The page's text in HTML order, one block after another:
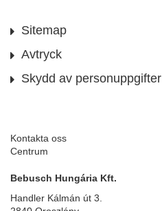
Sitemap
Avtryck
Skydd av personuppgifter
Kontakta oss
Centrum
Bebusch Hungária Kft.
Handler Kálmán út 3.